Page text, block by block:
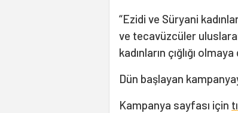
“Ezidi ve Süryani
ve tecavüzcüler
kadınların çığlığı
Dün başlayan
Kampanya sayfası için